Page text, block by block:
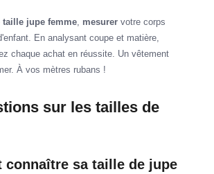
taille jupe femme, mesurer votre corps
En analysant coupe et matière,
chaque achat en réussite. Un vêtement
À vos mètres rubans !
sur les tailles de
connaître sa taille de jupe